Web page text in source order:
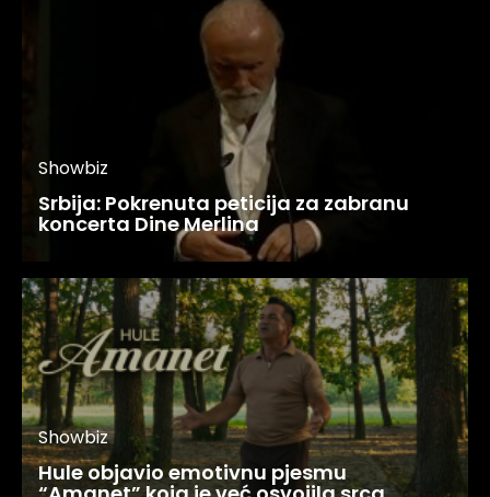
Showbiz
Srbija: Pokrenuta peticija za zabranu
koncerta Dine Merlina
Showbiz
Hule objavio emotivnu pjesmu